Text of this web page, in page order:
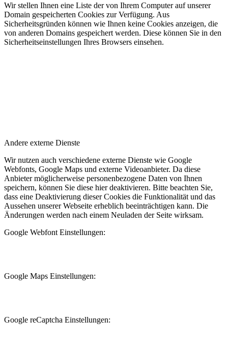
Wir stellen Ihnen eine Liste der von Ihrem Computer auf unserer
Domain gespeicherten Cookies zur Verfügung. Aus
Sicherheitsgründen können wie Ihnen keine Cookies anzeigen, die
von anderen Domains gespeichert werden. Diese können Sie in den
Sicherheitseinstellungen Ihres Browsers einsehen.
Andere externe Dienste
Wir nutzen auch verschiedene externe Dienste wie Google
Webfonts, Google Maps und externe Videoanbieter. Da diese
Anbieter möglicherweise personenbezogene Daten von Ihnen
speichern, können Sie diese hier deaktivieren. Bitte beachten Sie,
dass eine Deaktivierung dieser Cookies die Funktionalität und das
Aussehen unserer Webseite erheblich beeinträchtigen kann. Die
Änderungen werden nach einem Neuladen der Seite wirksam.
Google Webfont Einstellungen:
Google Maps Einstellungen:
Google reCaptcha Einstellungen: